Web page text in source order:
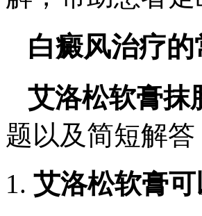
白癜风治疗
艾洛松软膏抹
题以及简短解答
艾洛松软膏